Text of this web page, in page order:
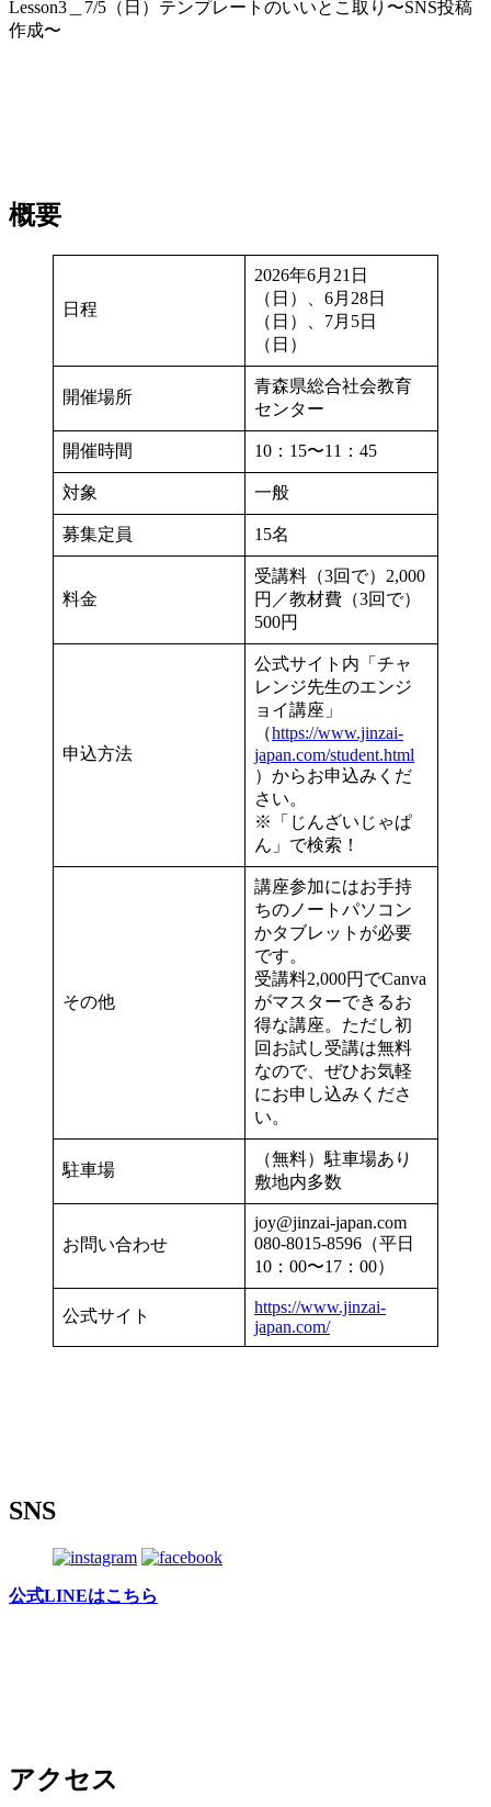
Lesson3＿7/5（日）テンプレートのいいとこ取り〜SNS投稿
作成〜
概要
日程
2026年6月21日
（日）、6月28日
（日）、7月5日
（日）
開催場所
青森県総合社会教育
センター
開催時間 10：15〜11：45
対象 一般
募集定員 15名
料金
受講料（3回で）2,000
円／教材費（3回で）
500円
申込方法
公式サイト内「チャ
レンジ先生のエンジ
ョイ講座」
（https://www.jinzai-
japan.com/student.html
）からお申込みくだ
さい。
※「じんざいじゃぱ
ん」で検索！
その他
講座参加にはお手持
ちのノートパソコン
かタブレットが必要
です。
受講料2,000円でCanva
がマスターできるお
得な講座。ただし初
回お試し受講は無料
なので、ぜひお気軽
にお申し込みくださ
い。
駐車場
（無料）駐車場あり
敷地内多数
お問い合わせ
joy@jinzai-japan.com
080-8015-8596（平日
10：00〜17：00）
公式サイト
https://www.jinzai-
japan.com/
SNS
公式LINEはこちら
アクセス